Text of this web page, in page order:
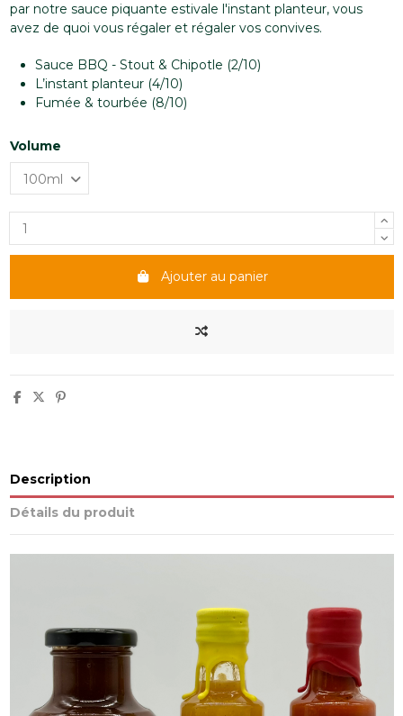
par notre sauce piquante estivale l'instant planteur, vous
avez de quoi vous régaler et régaler vos convives.
Sauce BBQ - Stout & Chipotle (2/10)
L’instant planteur (4/10)
Fumée & tourbée (8/10)
Volume
Ajouter au panier
Description
Détails du produit